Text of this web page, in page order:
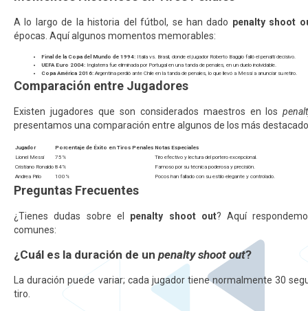
A lo largo de la historia del fútbol, se han dado penalty shoot
épocas. Aquí algunos momentos memorables:
Final de la Copa del Mundo de 1994: Italia vs. Brasil, donde el jugador Roberto Baggio falló el penalti decisivo.
UEFA Euro 2004: Inglaterra fue eliminada por Portugal en una tanda de penales, en un duelo inolvidable.
Copa América 2016: Argentina perdió ante Chile en la tanda de penales, lo que llevó a Messi a anunciar su retiro.
Comparación entre Jugadores
Existen jugadores que son considerados maestros en los
presentamos una comparación entre algunos de los más
Jugador Porcentaje de Éxito en Tiros Penales Notas Especiales
Lionel Messi
75%
Tiro efectivo y lectura del portero excepcional.
Cristiano Ronaldo 84%
Famoso por su técnica poderosa y precisión.
Andrea Pirlo
100% Pocos han fallado con su estilo elegante y controlado.
Preguntas Frecuentes
¿Tienes dudas sobre el penalty shoot out? Aquí
comunes:
¿Cuál es la duración de un penalty shoot out?
La duración puede variar; cada jugador tiene normalmente 30
tiro.